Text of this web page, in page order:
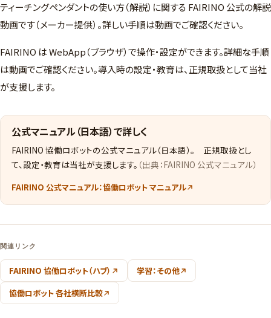
ティーチングペンダントの使い方（解説）に関する FAIRINO 公式の解説
動画です（メーカー提供）。詳しい手順は動画でご確認ください。
FAIRINO は WebApp（ブラウザ）で操作・設定ができます。詳細な手順
は動画でご確認ください。導入時の設定・教育は、正規取扱として当社
が支援します。
公式マニュアル（日本語）で詳しく
FAIRINO 協働ロボットの公式マニュアル（日本語）。 正規取扱とし
て、設定・教育は当社が支援します。 （出典：FAIRINO 公式マニュアル）
FAIRINO 公式マニュアル：協働ロボット マニュアル
関連リンク
FAIRINO 協働ロボット（ハブ）
学習：その他
協働ロボット 各社横断比較